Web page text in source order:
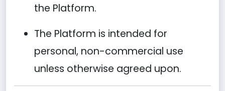
the Platform.
The Platform is intended for
personal, non-commercial use
unless otherwise agreed upon.